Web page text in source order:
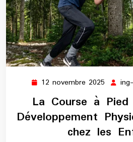
12 novembre 2025 12
2025
La Course à
Développement
chez les